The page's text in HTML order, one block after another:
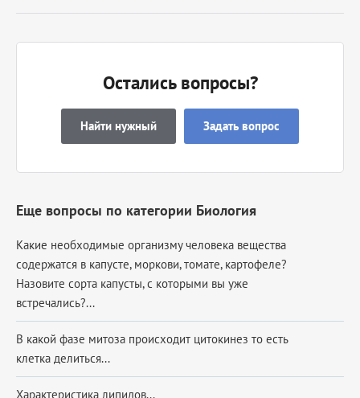
Остались вопросы?
Найти нужный Задать вопрос
Еще вопросы по категории Биология
Какие необходимые организму человека вещества
содержатся в капусте, моркови, томате, картофеле?
Назовите сорта капусты, с которыми вы уже
встречались?...
В какой фазе митоза происходит цитокинез то есть
клетка делиться​...
Характеристика липидов...